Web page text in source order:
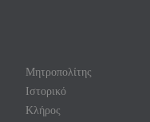
Μητροπολίτης
Ιστορικό
Κλήρος